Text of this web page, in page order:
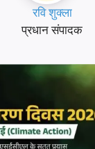
रवि शुक्ला
प्रधान संपादक